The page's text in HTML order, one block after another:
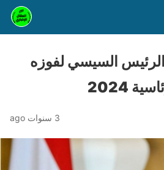
السيسي لفوزه
2024
3 سنوات ago